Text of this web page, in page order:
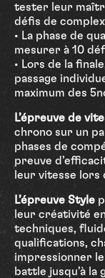
tester leur
défis de
• La phase de
mesurer à 10
• Lors de la
passage
maximum des
L’épreuve de
chrono sur un
phases de
preuve
leur vitesse lors
L’épreuve Style
leur créativité
techniques,
qualifications,
impressionner
battle jusqu’à la